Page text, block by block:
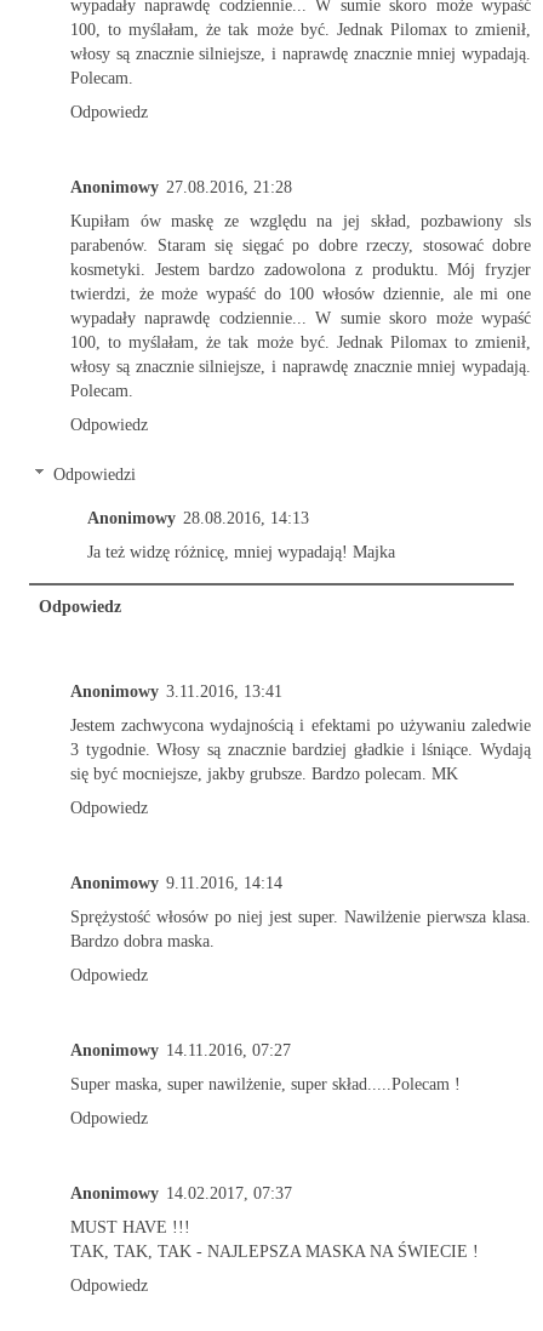
wypadały naprawdę codziennie... W sumie skoro może wypaść
100, to myślałam, że tak może być. Jednak Pilomax to zmienił,
włosy są znacznie silniejsze, i naprawdę znacznie mniej wypadają.
Polecam.
Odpowiedz
Anonimowy 27.08.2016, 21:28
Kupiłam ów maskę ze względu na jej skład, pozbawiony sls
parabenów. Staram się sięgać po dobre rzeczy, stosować dobre
kosmetyki. Jestem bardzo zadowolona z produktu. Mój fryzjer
twierdzi, że może wypaść do 100 włosów dziennie, ale mi one
wypadały naprawdę codziennie... W sumie skoro może wypaść
100, to myślałam, że tak może być. Jednak Pilomax to zmienił,
włosy są znacznie silniejsze, i naprawdę znacznie mniej wypadają.
Polecam.
Odpowiedz
Odpowiedzi
Anonimowy 28.08.2016, 14:13
Ja też widzę różnicę, mniej wypadają! Majka
Odpowiedz
Anonimowy 3.11.2016, 13:41
Jestem zachwycona wydajnością i efektami po używaniu zaledwie
3 tygodnie. Włosy są znacznie bardziej gładkie i lśniące. Wydają
się być mocniejsze, jakby grubsze. Bardzo polecam. MK
Odpowiedz
Anonimowy 9.11.2016, 14:14
Sprężystość włosów po niej jest super. Nawilżenie pierwsza klasa.
Bardzo dobra maska.
Odpowiedz
Anonimowy 14.11.2016, 07:27
Super maska, super nawilżenie, super skład.....Polecam !
Odpowiedz
Anonimowy 14.02.2017, 07:37
MUST HAVE !!!
TAK, TAK, TAK - NAJLEPSZA MASKA NA ŚWIECIE !
Odpowiedz